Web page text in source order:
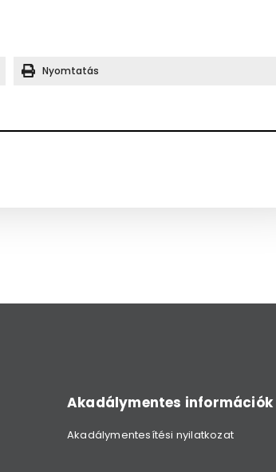
Nyomtatás
Akadálymentes információk
Akadálymentesítési nyilatkozat